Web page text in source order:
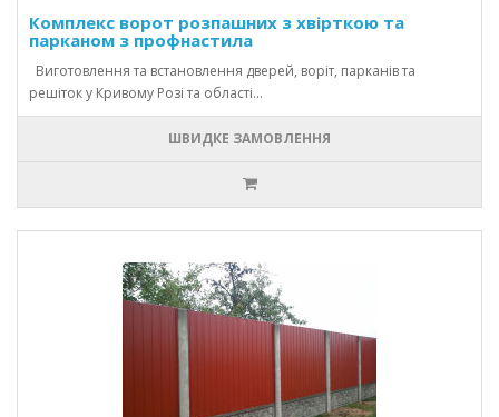
Комплекс ворот розпашних з хвірткою та
парканом з профнастила
Виготовлення та встановлення дверей, воріт, парканів та
решіток у Кривому Розі та області...
ШВИДКЕ ЗАМОВЛЕННЯ